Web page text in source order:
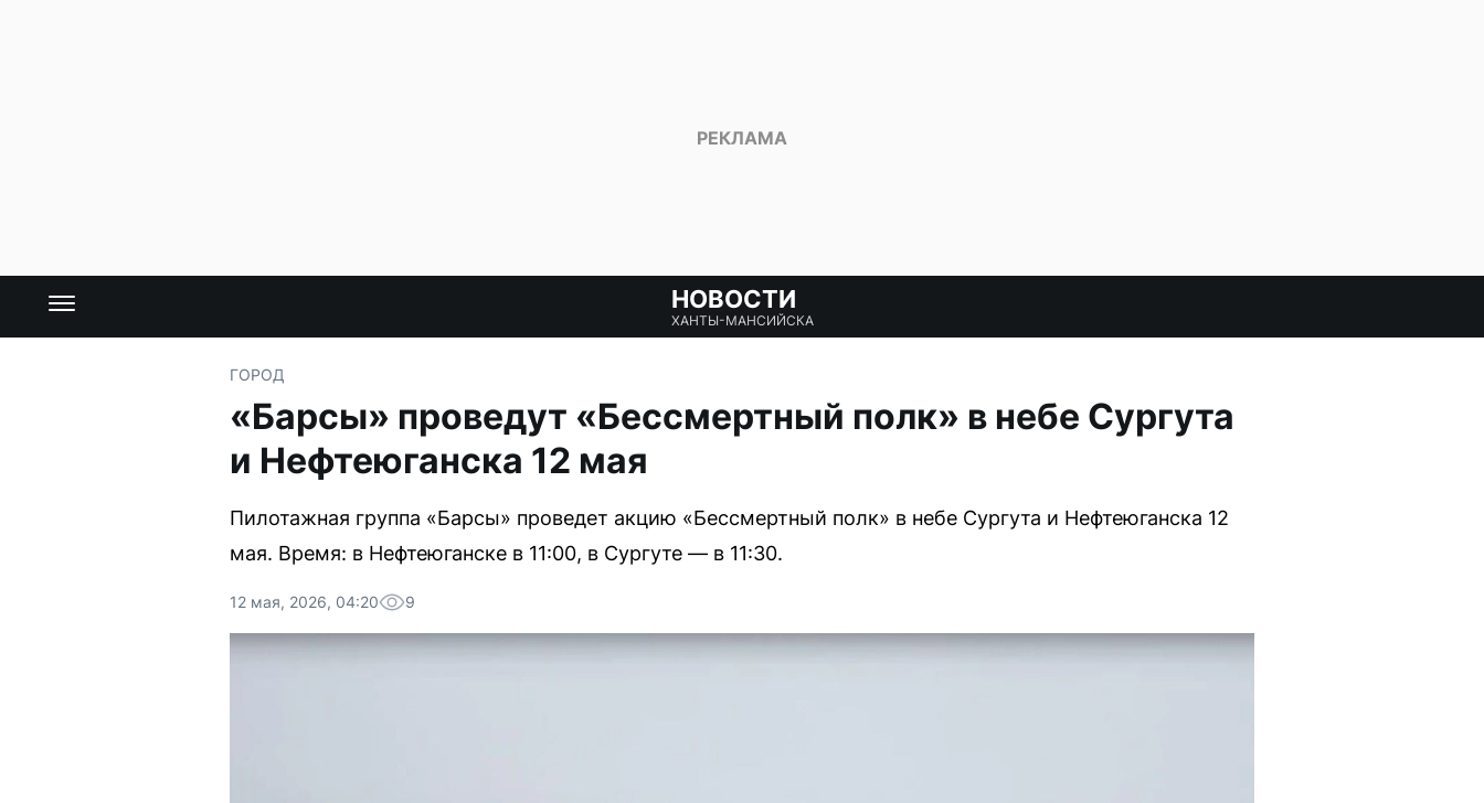
НОВОСТИ
ХАНТЫ-МАНСИЙСКА
ГОРОД
«Барсы» проведут «Бессмертный полк» в небе Сургута
и Нефтеюганска 12 мая
Пилотажная группа «Барсы» проведет акцию «Бессмертный полк» в небе Сургута и Нефтеюганска 12
мая. Время: в Нефтеюганске в 11:00, в Сургуте — в 11:30.
12 мая, 2026, 04:20 9